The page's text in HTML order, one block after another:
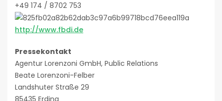
+49 174 / 8702 753
http://www.fbdi.de
Pressekontakt
Agentur Lorenzoni GmbH, Public Relations
Beate Lorenzoni-Felber
Landshuter Straße 29